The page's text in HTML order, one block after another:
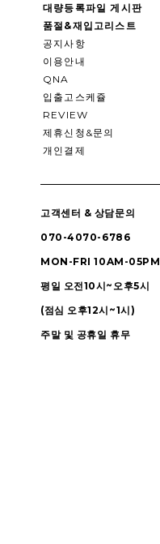
대량등록파일 게시판
품절&재입고리스트
공지사항
이용안내
QNA
입출고스케쥴
REVIEW
제휴신청&문의
개인결제
고객센터 & 상담문의
070-4070-6786
MON-FRI 10AM-05PM
평일 오전10시~오후5시
(점심 오후12시~1시)
주말 및 공휴일 휴무